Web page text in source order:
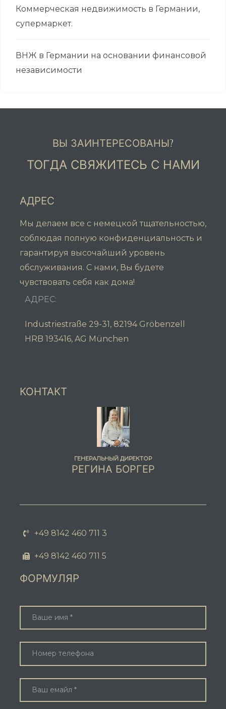
Коммерческая недвижимость в Германии,
супермаркет.
ВНЖ в Германии на основании финансовой
независимости
ВЫ ЗАИНТЕРЕСОВАНЫ?
ТОГДА СВЯЖИТЕСЬ С НАМИ
АДРЕС
Мы делаем все с немецкой тщательностью,
соблюдая полную конфиденциальность и
гарантируя высочайший уровень
обслуживания. С нами, Вы будете
чувствовать себя как дома!
АДРЕС:
Industriestraße 29-31, 82194 Gröbenzell
HRB 193416, AG München
КОНТАКТ
ГЕНЕРАЛЬНЫЙ ДИРЕКТОР
РЕГИНА БОРГЕР
+49 8142 460 711 3
+49 8142 460 711 5
ФОРМУЛЯР